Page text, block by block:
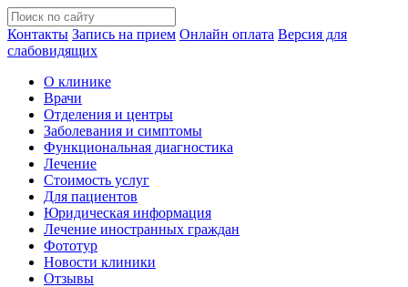
Контакты Запись на прием Онлайн оплата Версия для
слабовидящих
О клинике
Врачи
Отделения и центры
Заболевания и симптомы
Функциональная диагностика
Лечение
Стоимость услуг
Для пациентов
Юридическая информация
Лечение иностранных граждан
Фототур
Новости клиники
Отзывы